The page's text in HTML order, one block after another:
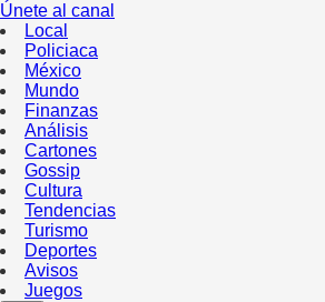
Únete al canal
Local
Policiaca
México
Mundo
Finanzas
Análisis
Cartones
Gossip
Cultura
Tendencias
Turismo
Deportes
Avisos
Juegos